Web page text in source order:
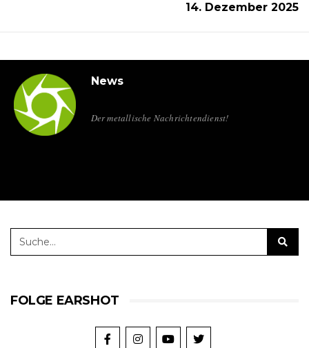
14. Dezember 2025
News
Der metallische Nachrichtendienst!
FOLGE EARSHOT